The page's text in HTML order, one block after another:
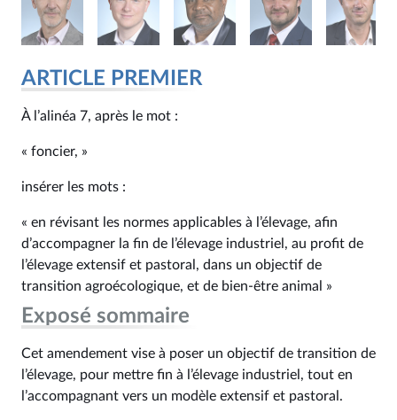
ARTICLE PREMIER
À l’alinéa 7, après le mot :
« foncier, »
insérer les mots :
« en révisant les normes applicables à l’élevage, afin
d’accompagner la fin de l’élevage industriel, au profit de
l’élevage extensif et pastoral, dans un objectif de
transition agroécologique, et de bien-être animal »
Exposé sommaire
Cet amendement vise à poser un objectif de transition de
l’élevage, pour mettre fin à l’élevage industriel, tout en
l’accompagnant vers un modèle extensif et pastoral.